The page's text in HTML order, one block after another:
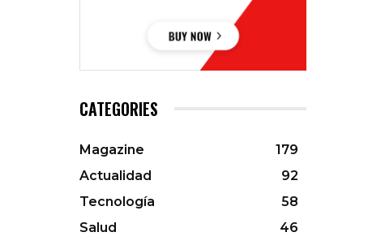
CATEGORIES
Magazine
179
Actualidad
92
Tecnología
58
Salud
46